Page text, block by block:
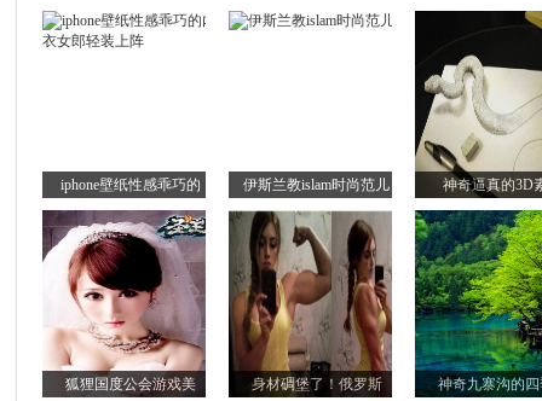
iphone壁纸性感乖巧的 伊斯兰教islam时尚范儿 神奇逼真的3D
狐狸国度公会游戏美 身材碉堡了！俄罗斯 神奇九寨沟的